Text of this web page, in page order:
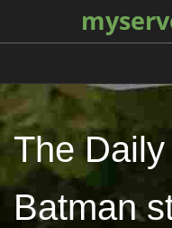
The
Batman